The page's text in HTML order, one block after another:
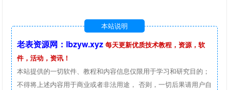
本站说明
老表资源网：lbzyw.xyz 每天更新优质技术教程，资源，软
件，活动，资讯！
本站提供的一切软件、教程和内容信息仅限用于学习和研究目的；
不得将上述内容用于商业或者非法用途， 否则，一切后果请用户自